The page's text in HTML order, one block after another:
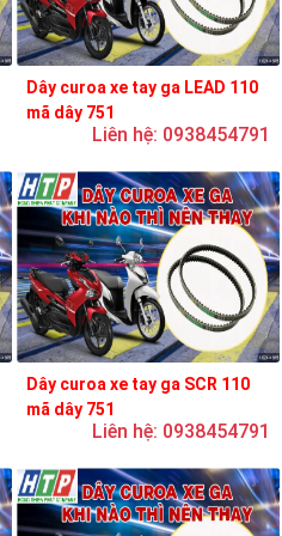
Dây curoa xe tay ga LEAD 110
mã dây 751
Liên hệ: 0938454791
Dây curoa xe tay ga SCR 110
mã dây 751
Liên hệ: 0938454791